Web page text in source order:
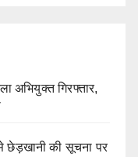
अभियुक्त गिरफ्तार,
की सूचना पर